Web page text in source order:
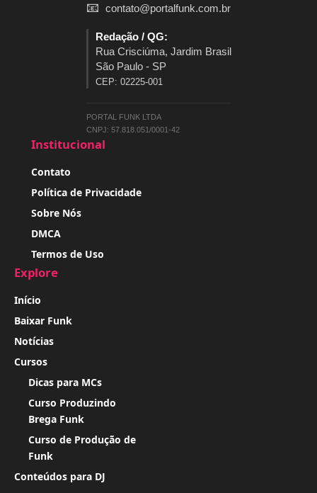
📧 contato@portalfunk.com.br
Redação / QG:
Rua Crisciúma, Jardim Brasil
São Paulo - SP
CEP: 02225-001
PORTAL FUNK LTDA
CNPJ: 57.818.051/0001-42
Institucional
Contato
Política de Privacidade
Sobre Nós
DMCA
Termos de Uso
Explore
Início
Baixar Funk
Notícias
Cursos
Dicas para MCs
Curso Produzindo
Brega Funk
Curso de Produção de
Funk
Conteúdos para DJ